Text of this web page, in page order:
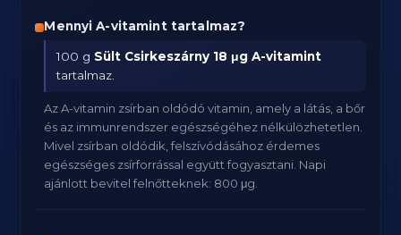
Mennyi A-vitamint tartalmaz?
100 g Sült Csirkeszárny 18 μg A-vitamint
tartalmaz.
Az A-vitamin zsírban oldódó vitamin, amely a látás, a bőr
és az immunrendszer egészségéhez nélkülözhetetlen.
Mivel zsírban oldódik, felszívódásához érdemes
egészséges zsírforrással együtt fogyasztani. Napi
ajánlott bevitel felnőtteknek: 800 μg.